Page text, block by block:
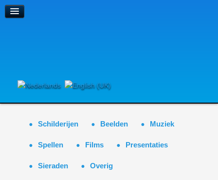
Schilderijen Beelden Muziek
Spellen Films Presentaties
Sieraden Overig